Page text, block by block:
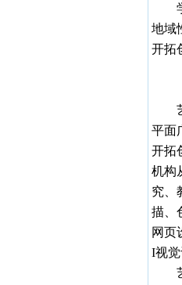
学
地域
开拓
平面
开拓
机构
究、
描、
网页
I视觉